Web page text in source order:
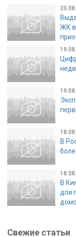
ЖК в
В
В
для
Свежие статьи